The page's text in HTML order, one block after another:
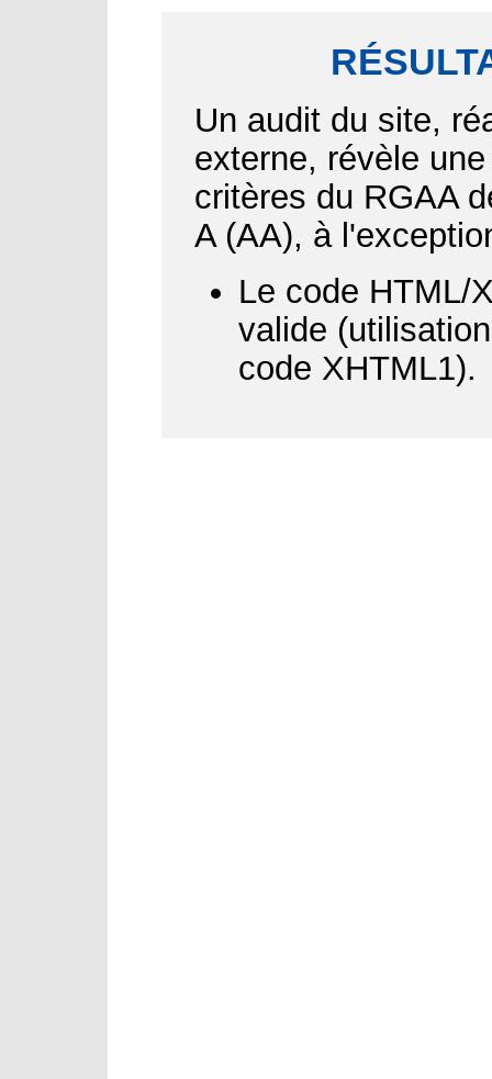
Un audit du site,
externe, révèle
critères du RGAA
A (AA), à
Le code HTML/
valide
code XHTML1).